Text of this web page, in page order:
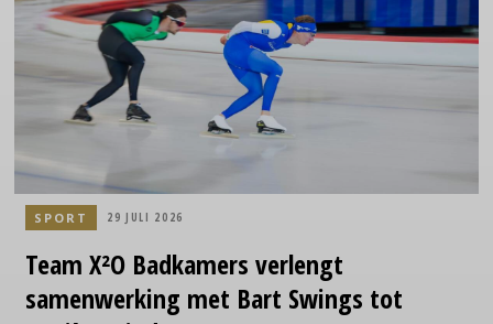
sporters en creators uit Nederland en België het tegen
elkaar opnamen.
Team X²O Badkamers verlengt
samenwerking met Bart Swings tot
SPORT 29 JULI 2026